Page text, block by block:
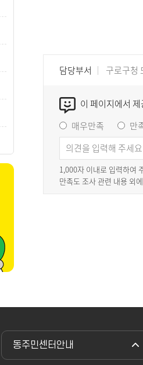
담당부서 구로구청
이 페이지에서
매우만족
만
1,000자 이내로 입력하여
만족도 조사 관련 내용 외
동주민센터안내